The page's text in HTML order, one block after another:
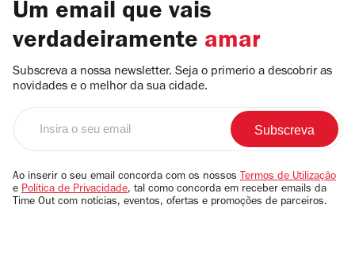
Um email que vais
verdadeiramente amar
Subscreva a nossa newsletter. Seja o primerio a descobrir as
novidades e o melhor da sua cidade.
email
Ao inserir o seu email concorda com os nossos Termos de Utilização
e Política de Privacidade, tal como concorda em receber emails da
Time Out com notícias, eventos, ofertas e promoções de parceiros.